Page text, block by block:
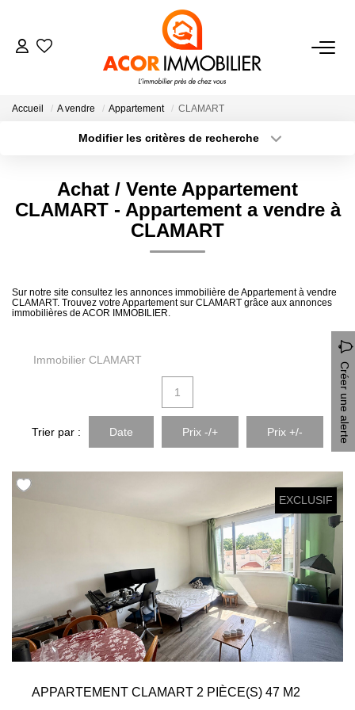
ACHETER
Nos Secteurs
VENDRE
LOUER
ESTIMER
AVIS GOOGLE
CONTACT
Accueil A vendre Appartement CLAMART
Modifier les critères de recherche
Type de bien
Budget max Plus de critères
Achat / Vente Appartement
CLAMART - Appartement a vendre à
CLAMART
Sur notre site consultez les annonces immobilière de Appartement à vendre
CLAMART. Trouvez votre Appartement sur CLAMART grâce aux annonces
immobilières de ACOR IMMOBILIER.
Immobilier CLAMART
Créer une alerte
1
Trier par : Date Prix -/+ Prix +/-
EXCLUSIF
APPARTEMENT CLAMART 2 PIÈCE(S) 47 M2